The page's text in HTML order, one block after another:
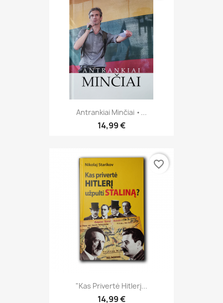
Antrankiai Minčiai •...
14,99 €
"Kas Privertė Hitlerį...
14,99 €
favorite_border